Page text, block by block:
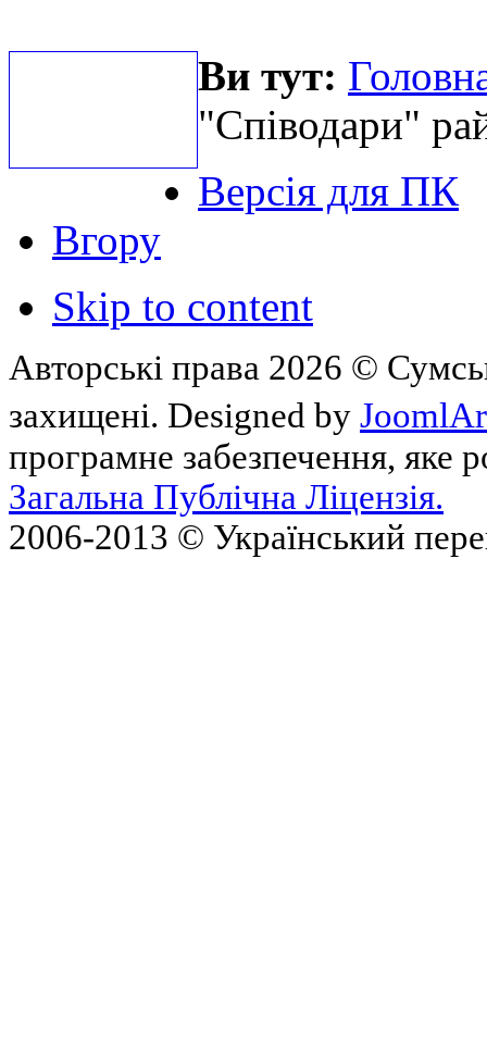
Ви тут:
"Співодари"
Версія для ПК
Вгору
Skip to content
Авторські права 2026 ©
захищені. Designed by
програмне забезпечення, яке
Загальна Публічна Ліцензія.
2006-2013 © Український